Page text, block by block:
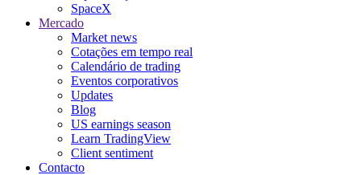
SpaceX
Mercado
Market news
Cotações em tempo real
Calendário de trading
Eventos corporativos
Updates
Blog
US earnings season
Learn TradingView
Client sentiment
Contacto